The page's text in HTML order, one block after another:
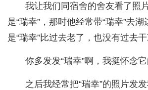
我让我们同宿舍的舍友看了照
是“瑞幸”，那时他经常带“瑞幸”去
是“瑞幸”比过去老了，也没有过去干
你多发发“瑞幸”啊，我挺怀念它
之后我经常把“瑞幸”的照片发